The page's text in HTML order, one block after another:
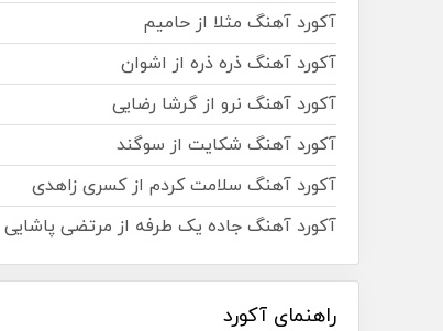
آکورد آهنگ مثلا از حامیم
آکورد آهنگ ذره ذره از اشوان
آکورد آهنگ نرو از گرشا رضایی
آکورد آهنگ شکایت از سوگند
آکورد آهنگ سلامت کردم از کسری زاهدی
آکورد آهنگ جاده یک طرفه از مرتضی پاشایی
راهنمای آکورد